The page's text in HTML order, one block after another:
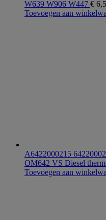
W639 W906 W447 €
Toevoegen aan
A6422000215
OM642 VS Diesel
Toevoegen aan